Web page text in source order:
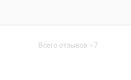
Всего отзывов 7